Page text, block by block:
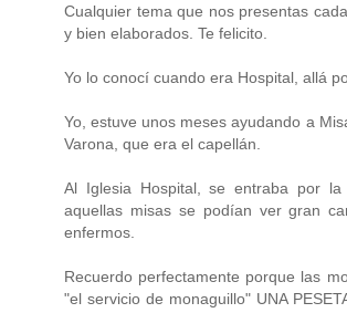
Cualquier tema que nos presentas
y bien elaborados. Te felicito.
Yo lo conocí cuando era Hospital, allá
Yo, estuve unos meses ayudando a
Varona, que era el capellán.
Al Iglesia Hospital, se entraba por
aquellas misas se podían ver gran
enfermos.
Recuerdo perfectamente porque las
"el servicio de monaguillo" UNA